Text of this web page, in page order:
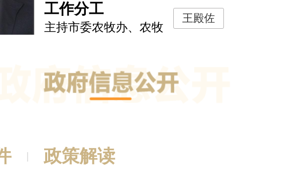
工作分工
主持市委农牧办、农牧
中心全面工作。
王殿佐
政策解读